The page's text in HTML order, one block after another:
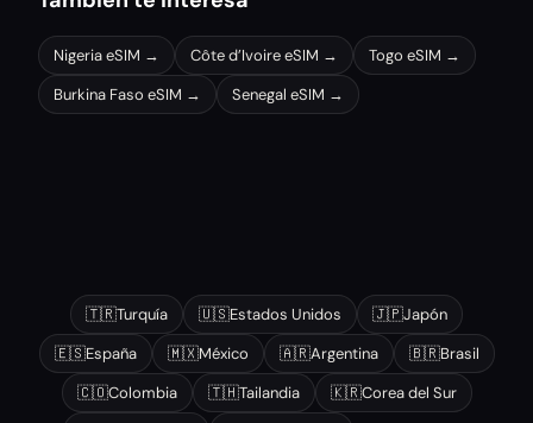
NigeriaeSIM → Côte d’IvoireeSIM → Togo eSIM →
Burkina Faso eSIM → Senegal eSIM →
Otros destinos populares
🇹🇷Turquía 🇺🇸Estados Unidos 🇯🇵Japón
🇪🇸España 🇲🇽México 🇦🇷Argentina 🇧🇷Brasil
🇨🇴Colombia 🇹🇭Tailandia 🇰🇷Corea del Sur